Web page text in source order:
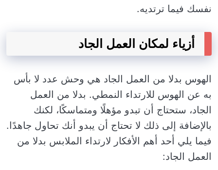
نفسك فيما ترتديه.
أزياء لمكان العمل الجاد
الهوس بدلا من العمل الجاد هي وحش عدد لا بأس
به عن الهوس للارتداء النمطي. بدلا من العمل
الجاد، ستحتاج أن تبدو مؤهلًا ومتماسكًا، لكنك
بالإضافة إلى ذلك لا تحتاج أن يبدو أنك تحاول جاهدًا.
فيما يلي أحد أهم الأفكار لارتداء الملابس بدلا من
العمل الجاد: